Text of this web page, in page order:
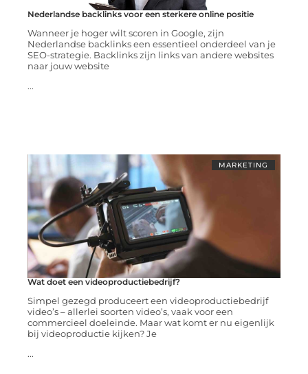
Nederlandse backlinks voor een sterkere online positie
Wanneer je hoger wilt scoren in Google, zijn
Nederlandse backlinks een essentieel onderdeel van je
SEO-strategie. Backlinks zijn links van andere websites
naar jouw website
...
MARKETING
Wat doet een videoproductiebedrijf?
Simpel gezegd produceert een videoproductiebedrijf
video’s – allerlei soorten video’s, vaak voor een
commercieel doeleinde. Maar wat komt er nu eigenlijk
bij videoproductie kijken? Je
...